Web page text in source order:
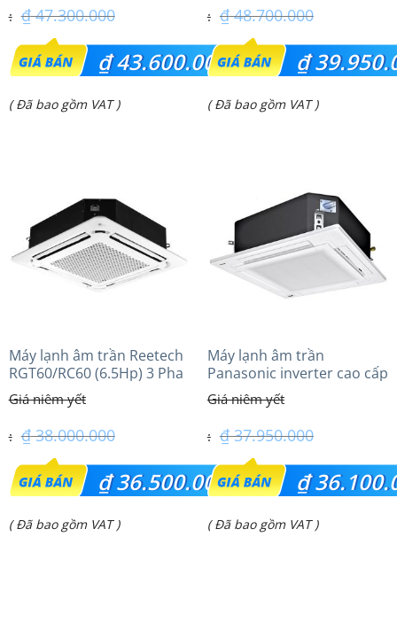
₫47.300.000
Giá
gốc
là:
₫43.600.000
Giá
₫ 43.600.000.
( Đã bao gồm VAT )
₫48.700.000
Giá
gốc
là:
₫
Giá
₫ 39.950.000.
( Đã bao gồm VAT )
Máy lạnh âm trần Reetech
RGT60/RC60 (6.5Hp) 3 Pha
₫38.000.000
Giá
gốc
là:
₫36.500.000
Giá
( Đã bao gồm VAT )
Máy lạnh âm trần
Panasonic inverter cao cấp
(4.0Hp) S-3448PU3HA/U-
34PRH1H5
₫37.950.000
Giá
gốc
là:
₫
Giá
( Đã bao gồm VAT )